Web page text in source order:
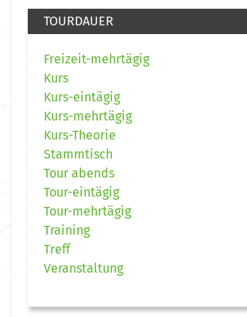
TOURDAUER
Freizeit-mehrtägig
Kurs
Kurs-eintägig
Kurs-mehrtägig
Kurs-Theorie
Stammtisch
Tour abends
Tour-eintägig
Tour-mehrtägig
Training
Treff
Veranstaltung